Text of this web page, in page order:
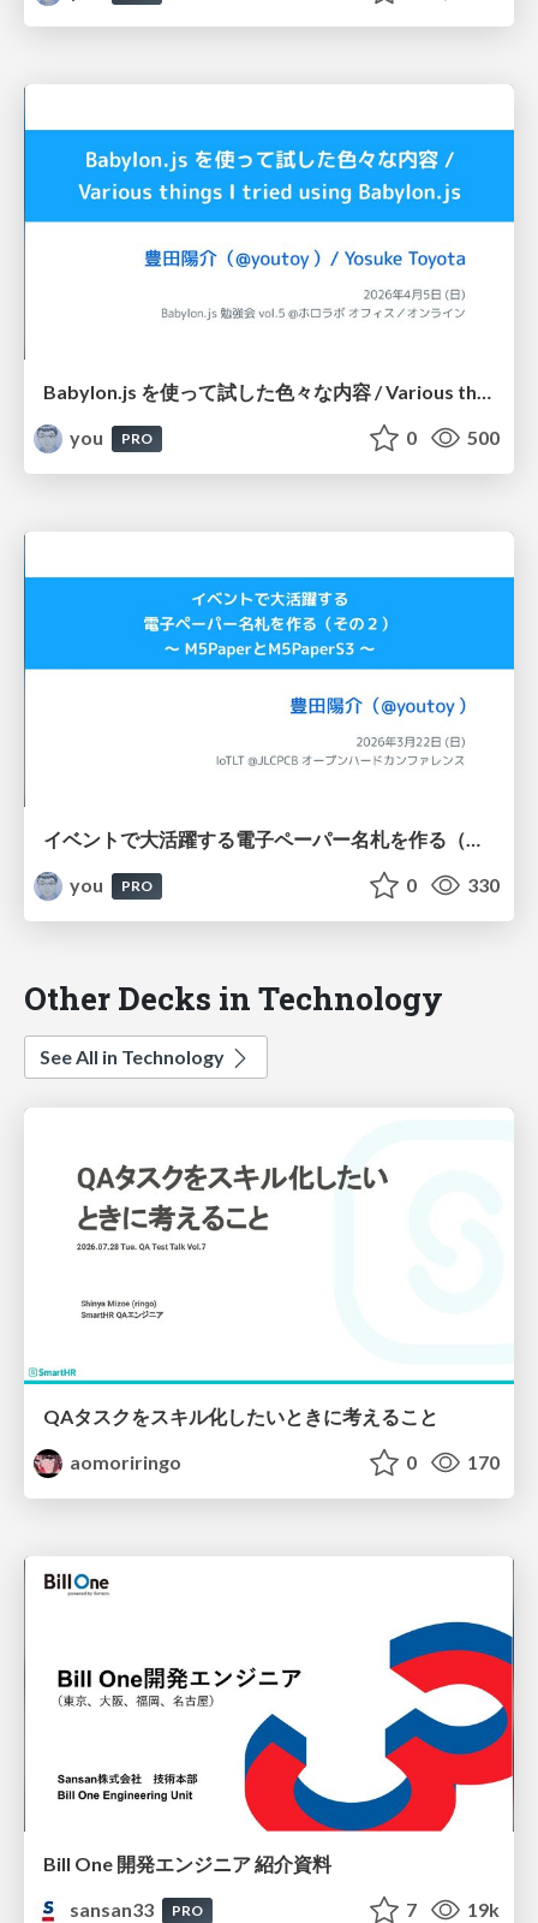
Babylon.js を使って試した色々な内容 / Various things I tried using Babylon.js / Babylon.js 勉強会 vol.5
you
PRO 0 500
イベントで大活躍する電子ペーパー名札を作る（その２） 〜 M5PaperとM5PaperS3 〜 / IoTLT @ JLCPCB オープンハードカンファレンス
you
PRO 0 330
Other Decks in Technology
See All in Technology
QAタスクをスキル化したいときに考えること
aomoriringo
0 170
Bill One 開発エンジニア 紹介資料
sansan33
PRO 7 19k